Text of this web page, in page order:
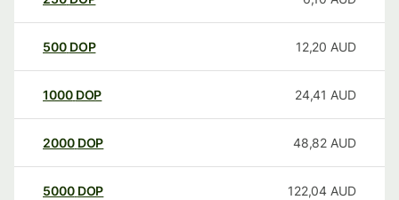
500 DOP 12,20 AUD
1000 DOP 24,41 AUD
2000 DOP 48,82 AUD
5000 DOP 122,04 AUD